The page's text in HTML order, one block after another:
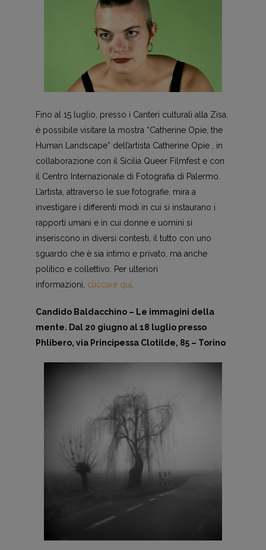
Fino al 15 luglio, presso i Canteri culturali alla Zisa,
è possibile visitare la mostra “Catherine Opie, the
Human Landscape” dell’artista Catherine Opie , in
collaborazione con il Sicilia Queer Filmfest e con
il Centro Internazionale di Fotografia di Palermo.
L’artista, attraverso le sue fotografie, mira a
investigare i differenti modi in cui si instaurano i
rapporti umani e in cui donne e uomini si
inseriscono in diversi contesti, il tutto con uno
sguardo che è sia intimo e privato, ma anche
politico e collettivo. Per ulteriori
informazioni, cliccare qui.
Candido Baldacchino – Le immagini della
mente. Dal 20 giugno al 18 luglio presso
Phlibero, via Principessa Clotilde, 85 – Torino